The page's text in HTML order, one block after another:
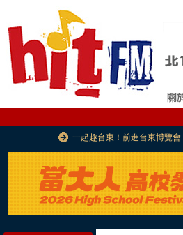
一起趣台東！前進台東博覽會